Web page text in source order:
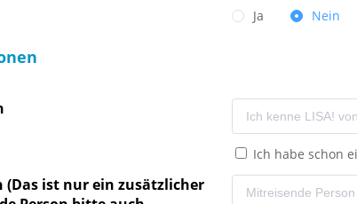
Ja Nein
Ich habe schon
(Das ist nur ein zusätzlicher